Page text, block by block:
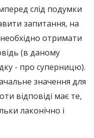
слід подумки
запитання, на
отримати
(в даному
- про суперницю).
значення для
відповіді має те,
лаконічно і